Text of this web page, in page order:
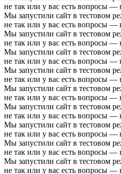
не так или у вас есть вопросы
Мы запустили сайт в тестовом
не так или у вас есть вопросы
Мы запустили сайт в тестовом
не так или у вас есть вопросы
Мы запустили сайт в тестовом
не так или у вас есть вопросы
Мы запустили сайт в тестовом
не так или у вас есть вопросы
Мы запустили сайт в тестовом
не так или у вас есть вопросы
Мы запустили сайт в тестовом
не так или у вас есть вопросы
Мы запустили сайт в тестовом
не так или у вас есть вопросы
Мы запустили сайт в тестовом
не так или у вас есть вопросы
Мы запустили сайт в тестовом
не так или у вас есть вопросы